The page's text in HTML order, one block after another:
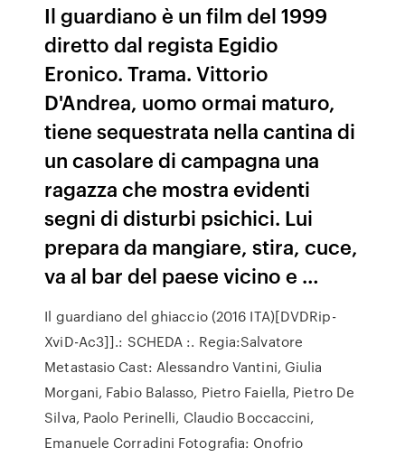
Il guardiano è un film del 1999
diretto dal regista Egidio
Eronico. Trama. Vittorio
D'Andrea, uomo ormai maturo,
tiene sequestrata nella cantina di
un casolare di campagna una
ragazza che mostra evidenti
segni di disturbi psichici. Lui
prepara da mangiare, stira, cuce,
va al bar del paese vicino e …
Il guardiano del ghiaccio (2016 ITA)[DVDRip-
XviD-Ac3]].: SCHEDA :. Regia:Salvatore
Metastasio Cast: Alessandro Vantini, Giulia
Morgani, Fabio Balasso, Pietro Faiella, Pietro De
Silva, Paolo Perinelli, Claudio Boccaccini,
Emanuele Corradini Fotografia: Onofrio